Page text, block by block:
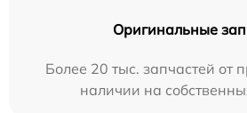
Оригинальные
Более 20 тыс. запчастей от
наличии на